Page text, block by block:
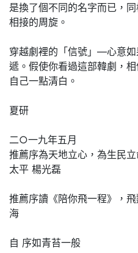
是換了個不同的名字而已，
相接的周旋。
穿越劇裡的「信號」—心意
遞。假使你看過這部韓劇，
自己一點清白。
夏研
二○一九年五月
推薦序為天地立心，為生民
太平 楊光磊
推薦序讀《陪你飛一程》，
海
自 序如青苔一般